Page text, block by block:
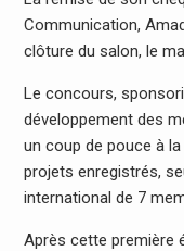
Communication,
clôture du salon, le
Le concours,
développement des
un coup de pouce à
projets enregistrés,
international de 7
Après cette première